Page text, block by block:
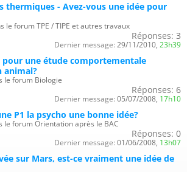
thermiques - Avez-vous une idée pour
le forum TPE / TIPE et autres travaux
Réponses: 3
Dernier message: 29/11/2010, 23h39
pour une étude comportementale
animal?
le forum Biologie
Réponses: 6
Dernier message: 05/07/2008, 17h10
P1 la psycho une bonne idée?
le forum Orientation après le BAC
Réponses: 0
Dernier message: 01/06/2008, 13h07
sur Mars, est-ce vraiment une idée de